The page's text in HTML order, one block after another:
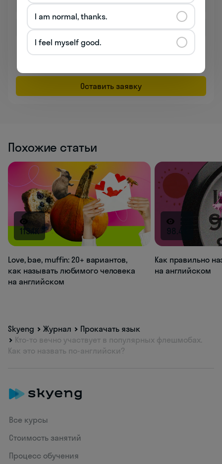
Даю согласие на обработку персональных данных
Оставить заявку
Похожие статьи
113.1K
Love, bae, muffin: 20+ вариантов,
как называть любимого человека
на английском
98.4K
Как правильно
на английском
Skyeng Журнал
Прокачать язык
Кто-то вечно участвует в популярных флешмобах.
Как это назвать по-английски?
Все курсы
Стоимость занятий
Процесс обучения
I am normal, thanks.
I feel myself good.